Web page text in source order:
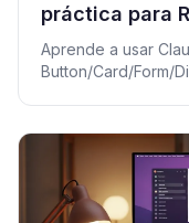
práctica para
Aprende a usar
Button/Card/Form/